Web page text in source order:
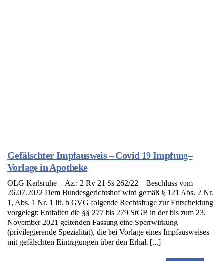
Gefälschter Impfausweis – Covid 19 Impfung–
Vorlage in Apotheke
OLG Karlsruhe – Az.: 2 Rv 21 Ss 262/22 – Beschluss vom
26.07.2022 Dem Bundesgerichtshof wird gemäß § 121 Abs. 2 Nr.
1, Abs. 1 Nr. 1 lit. b GVG folgende Rechtsfrage zur Entscheidung
vorgelegt: Entfalten die §§ 277 bis 279 StGB in der bis zum 23.
November 2021 geltenden Fassung eine Sperrwirkung
(privilegierende Spezialität), die bei Vorlage eines Impfausweises
mit gefälschten Eintragungen über den Erhalt [...]